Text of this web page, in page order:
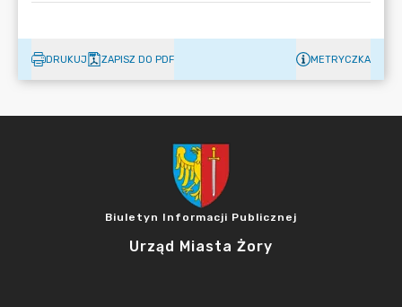
DRUKUJ ZAPISZ DO PDF METRYCZKA
Biuletyn Informacji Publicznej
Urząd Miasta Żory